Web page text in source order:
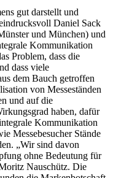
gut darstellt und
Daniel Sack
und München) und
Kommunikation
Problem, dass die
dass viele
dem Bauch getroffen
von Messeständen
und auf die
haben, dafür
Kommunikation
Messebesucher Stände
„Wir sind davon
ohne Bedeutung für
Nauschütz. Die